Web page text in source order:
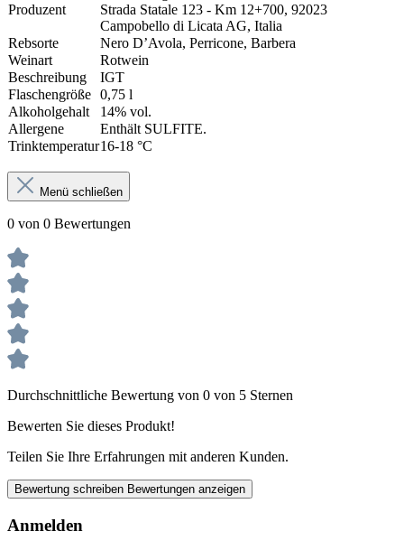
Produzent
Strada Statale 123 - Km 12+700, 92023
Campobello di Licata AG, Italia
Rebsorte
Nero D’Avola, Perricone, Barbera
Weinart
Rotwein
Beschreibung
IGT
Flaschengröße 0,75 l
Alkoholgehalt
14% vol.
Allergene
Enthält SULFITE.
Trinktemperatur16-18 °C
Menü schließen
0 von 0 Bewertungen
Durchschnittliche Bewertung von 0 von 5 Sternen
Bewerten Sie dieses Produkt!
Teilen Sie Ihre Erfahrungen mit anderen Kunden.
Bewertung schreiben Bewertungen anzeigen
Anmelden